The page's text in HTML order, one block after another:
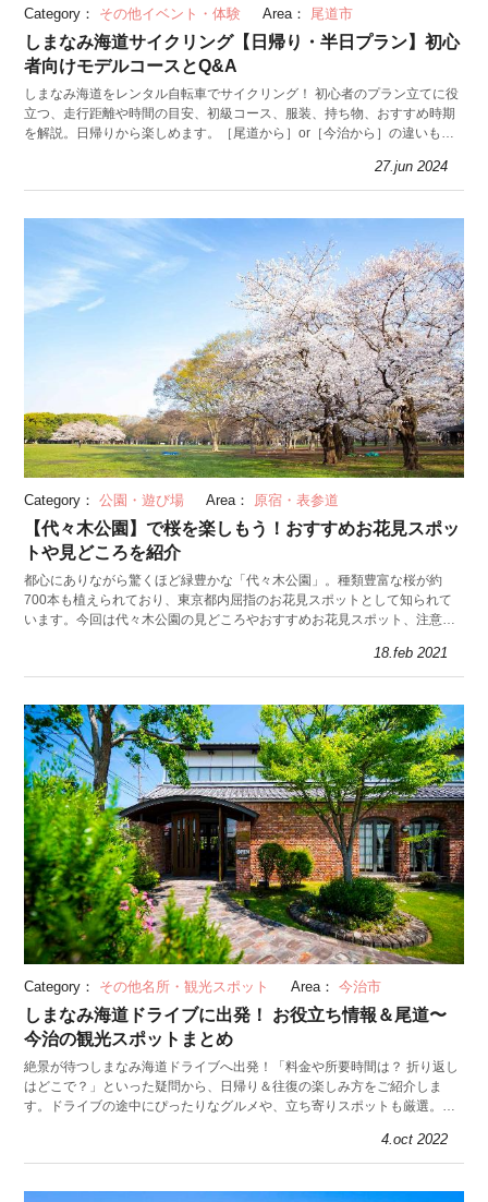
Category： その他イベント・体験 Area： 尾道市
しまなみ海道サイクリング【日帰り・半日プラン】初心
者向けモデルコースとQ&A
しまなみ海道をレンタル自転車でサイクリング！ 初心者のプラン立てに役
立つ、走行距離や時間の目安、初級コース、服装、持ち物、おすすめ時期
を解説。日帰りから楽しめます。［尾道から］or［今治から］の違いも要
27.jun 2024
Category： 公園・遊び場 Area： 原宿・表参道
【代々木公園】で桜を楽しもう！おすすめお花見スポッ
トや見どころを紹介
都心にありながら驚くほど緑豊かな「代々木公園」。種類豊富な桜が約
700本も植えられており、東京都内屈指のお花見スポットとして知られて
います。今回は代々木公園の見どころやおすすめお花見スポット、注意点
18.feb 2021
Category： その他名所・観光スポット Area： 今治市
しまなみ海道ドライブに出発！ お役立ち情報＆尾道〜
今治の観光スポットまとめ
絶景が待つしまなみ海道ドライブへ出発！「料金や所要時間は？ 折り返し
はどこで？」といった疑問から、日帰り＆往復の楽しみ方をご紹介しま
す。ドライブの途中にぴったりなグルメや、立ち寄りスポットも厳選。今
4.oct 2022